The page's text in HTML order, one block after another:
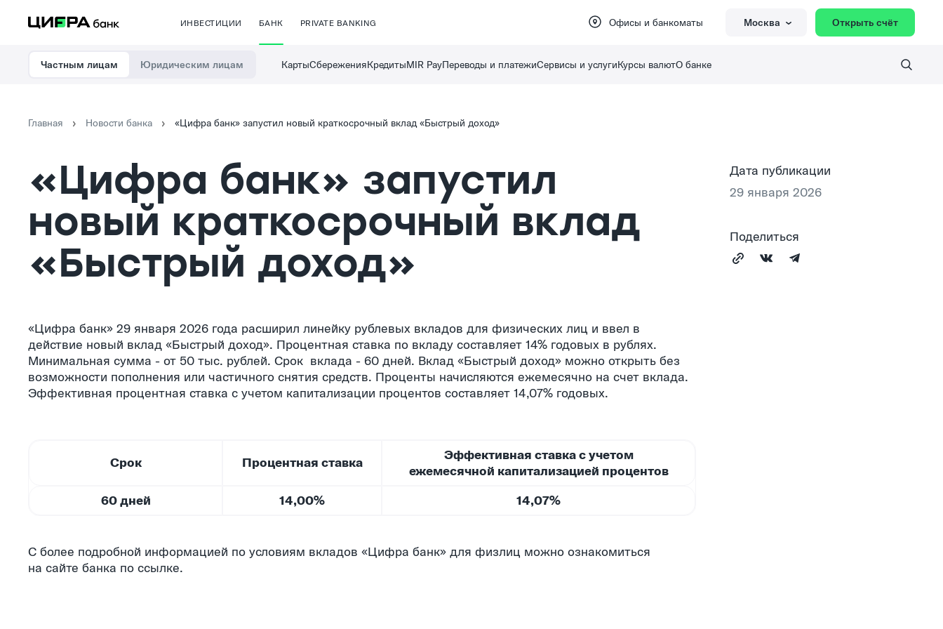
ИНВЕСТИЦИИ БАНК PRIVATE BANKING Офисы и банкоматы Москва Открыть счёт
Частным лицам Юридическим лицам КартыСбереженияКредитыMIR PayПереводы и платежиСервисы и услугиКурсы валютО банке
Главная Новости банка «Цифра банк» запустил новый краткосрочный вклад «Быстрый доход»
«Цифра банк» запустил
новый краткосрочный вклад
«Быстрый доход»
«Цифра банк» 29 января 2026 года расширил линейку рублевых вкладов для физических лиц и ввел в
действие новый вклад «Быстрый доход». Процентная ставка по вкладу составляет 14% годовых в рублях.
Минимальная сумма - от 50 тыс. рублей. Срок вклада - 60 дней. Вклад «Быстрый доход» можно открыть без
возможности пополнения или частичного снятия средств. Проценты начисляются ежемесячно на счет вклада.
Эффективная процентная ставка с учетом капитализации процентов составляет 14,07% годовых.
Срок Процентная ставка
Эффективная ставка с учетом
ежемесячной капитализацией процентов
60 дней
14,00% 14,07%
С более подробной информацией по условиям вкладов «Цифра банк» для физлиц можно ознакомиться
на сайте банка по ссылке.
Дата публикации
29 января 2026
Поделиться